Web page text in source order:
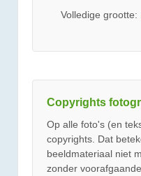
Volledige grootte:
Copyrights
Op alle foto's (en
copyrights. Dat
beeldmateriaal niet
zonder